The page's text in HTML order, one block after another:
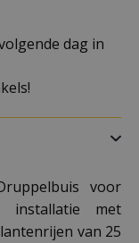
dag in
voor
installatie met
van 25